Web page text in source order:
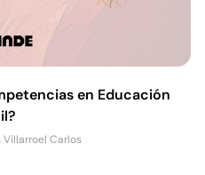
en Educación
Villarroel Carlos